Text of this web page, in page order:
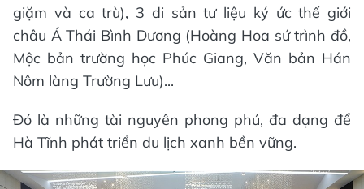
giặm và ca trù), 3 di sản tư liệu ký ức thế giới
châu Á Thái Bình Dương (Hoàng Hoa sứ trình đồ,
Mộc bản trường học Phúc Giang, Văn bản Hán
Nôm làng Trường Lưu)...
Đó là những tài nguyên phong phú, đa dạng để
Hà Tĩnh phát triển du lịch xanh bền vững.